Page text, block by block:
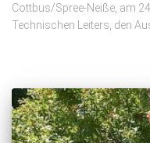
Cottbus/Spree-Neiße, am
Technischen Leiters, den